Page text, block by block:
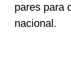
pares para
nacional.